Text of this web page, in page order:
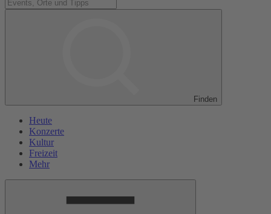
Finden
Heute
Konzerte
Kultur
Freizeit
Mehr